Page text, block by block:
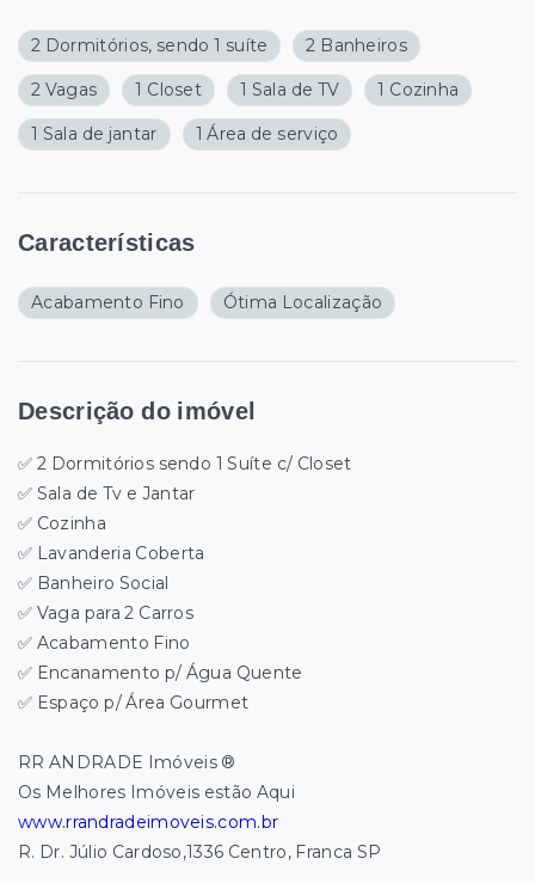
2 Dormitórios, sendo 1 suíte 2 Banheiros
2 Vagas 1 Closet 1 Sala de TV 1 Cozinha
1 Sala de jantar 1 Área de serviço
Características
Acabamento Fino Ótima Localização
Descrição do imóvel
✅ 2 Dormitórios sendo 1 Suíte c/ Closet
✅ Sala de Tv e Jantar
✅ Cozinha
✅ Lavanderia Coberta
✅ Banheiro Social
✅ Vaga para 2 Carros
✅ Acabamento Fino
✅ Encanamento p/ Água Quente
✅ Espaço p/ Área Gourmet
RR ANDRADE Imóveis ®
Os Melhores Imóveis estão Aqui
www.rrandradeimoveis.com.br
R. Dr. Júlio Cardoso,1336 Centro, Franca SP